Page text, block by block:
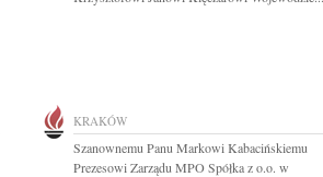
KRAKÓW
Szanownemu Panu Markowi Kabacińskiemu
Prezesowi Zarządu MPO Spółka z o.o. w